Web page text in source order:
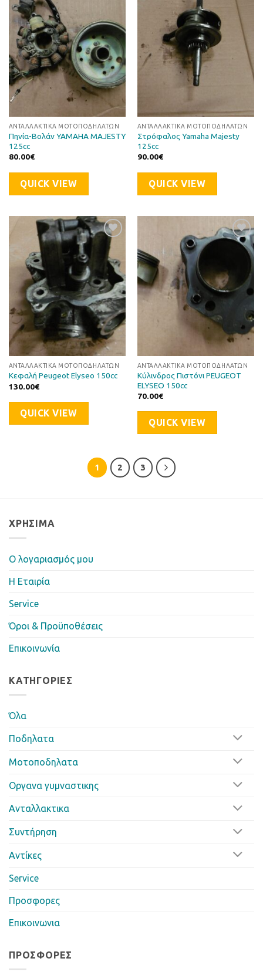
Επιθυμιών
ΑΝΤΑΛΛΑΚΤΙΚΆ ΜΟΤΟΠΟΔΗΛΆΤΩΝ
Πηνία-Βολάν YAMAHA MAJESTY
125cc
80.00€
QUICK VIEW
Προσθήκη
στη Λίστα
Επιθυμιών
ΑΝΤΑΛΛΑΚΤΙΚΆ ΜΟΤΟΠΟΔΗΛΆΤΩΝ
Στρόφαλος Yamaha Majesty
125cc
90.00€
QUICK VIEW
Προσθήκη
στη Λίστα
Επιθυμιών
ΑΝΤΑΛΛΑΚΤΙΚΆ ΜΟΤΟΠΟΔΗΛΆΤΩΝ
Κεφαλή Peugeot Elyseo 150cc
130.00€
QUICK VIEW
Προσθήκη
ΑΝΤΑΛΛΑΚΤΙΚΆ ΜΟΤΟΠΟΔΗΛΆΤΩΝ
Κύλινδρος Πιστόνι PEUGEOT
ELYSEO 150cc
70.00€
QUICK VIEW
1 2 3
ΧΡΉΣΙΜΑ
Ο λογαριασμός μου
Η Eταιρία
Service
Όροι & Προϋποθέσεις
Επικοινωνία
ΚΑΤΗΓΟΡΊΕΣ
Όλα
Ποδηλατα
Μοτοποδηλατα
Οργανα γυμναστικης
Ανταλλακτικα
Συντήρηση
Αντίκες
Service
Προσφορες
Επικοινωνια
ΠΡΟΣΦΟΡΈΣ